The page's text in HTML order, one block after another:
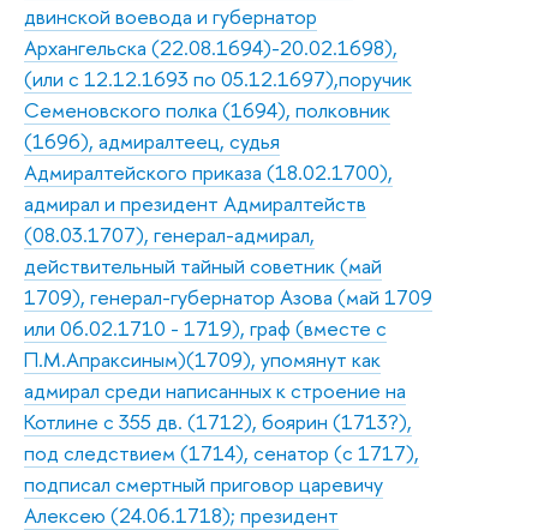
двинской воевода и губернатор
Архангельска (22.08.1694)-20.02.1698),
(или с 12.12.1693 по 05.12.1697),поручик
Семеновского полка (1694), полковник
(1696), адмиралтеец, судья
Адмиралтейского приказа (18.02.1700),
адмирал и президент Адмиралтейств
(08.03.1707), генерал-адмирал,
действительный тайный советник (май
1709), генерал-губернатор Азова (май 1709
или 06.02.1710 - 1719), граф (вместе с
П.М.Апраксиным)(1709), упомянут как
адмирал среди написанных к строение на
Котлине с 355 дв. (1712), боярин (1713?),
под следствием (1714), сенатор (с 1717),
подписал смертный приговор царевичу
Алексею (24.06.1718); президент